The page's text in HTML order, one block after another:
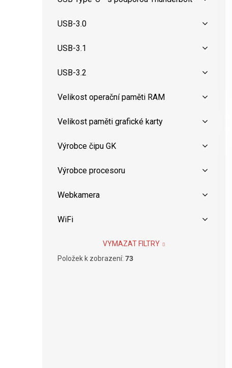
USB-3.0
USB-3.1
USB-3.2
Velikost operační paměti RAM
Velikost paměti grafické karty
Výrobce čipu GK
Výrobce procesoru
Webkamera
WiFi
VYMAZAT FILTRY
Položek k zobrazení: 73